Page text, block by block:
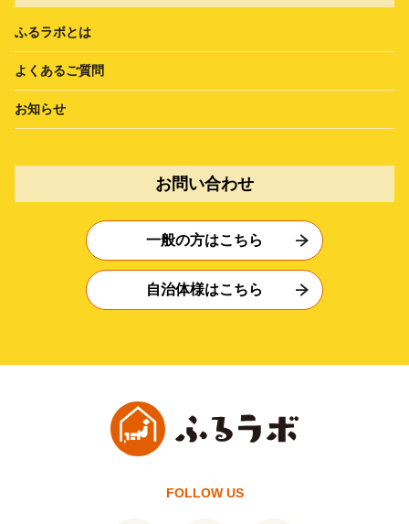
ふるラボとは
よくあるご質問
お知らせ
お問い合わせ
一般の方はこちら
自治体様はこちら
FOLLOW US